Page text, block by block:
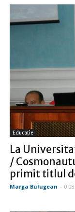
Educație
La
/
primit titlul
Marga Bulugean -